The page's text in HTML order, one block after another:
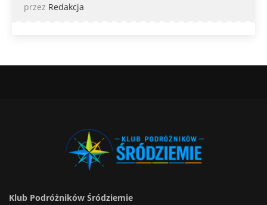
przez Redakcja
Klub Podróżników Śródziemie